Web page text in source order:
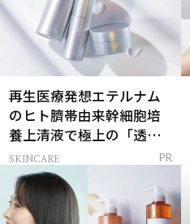
再生医療発想エテルナム
のヒト臍帯由来幹細胞培
養上清液で極上の「透明
感ハリ肌」へ
SKINCARE PR